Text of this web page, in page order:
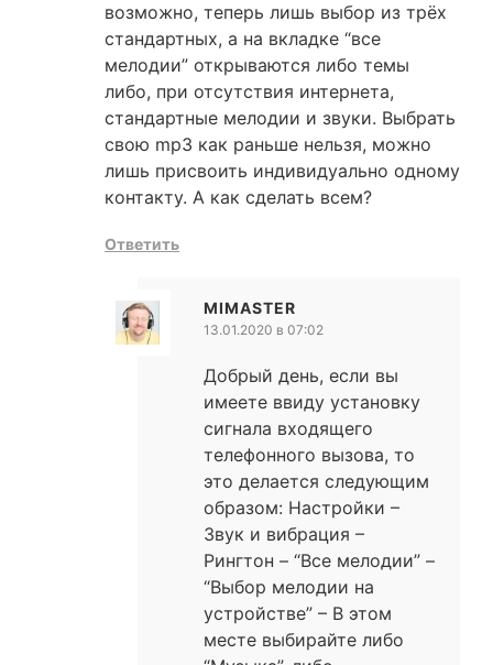
возможно, теперь лишь выбор из трёх
стандартных, а на вкладке “все
мелодии” открываются либо темы
либо, при отсутствия интернета,
стандартные мелодии и звуки. Выбрать
свою mp3 как раньше нельзя, можно
лишь присвоить индивидуально одному
контакту. А как сделать всем?
Ответить
MIMASTER
13.01.2020 в 07:02
Добрый день, если вы
имеете ввиду установку
сигнала входящего
телефонного вызова, то
это делается следующим
образом: Настройки –
Звук и вибрация –
Рингтон – “Все мелодии” –
“Выбор мелодии на
устройстве” – В этом
месте выбирайте либо